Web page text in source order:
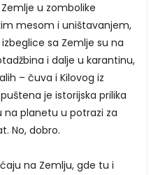
u zombolike
mesom i uništavanjem,
sa Zemlje su na
i dalje u karantinu,
– čuva i Kilovog iz
je istorijska prilika
na planetu u potrazi za
No, dobro.
na Zemlju, gde tu i